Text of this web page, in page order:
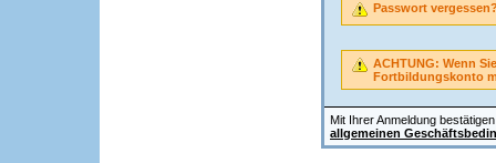
Mit Ihrer Anmeldung
allgemeinen
Passwort
ACHTUNG: Wenn
Fortbildungskonto